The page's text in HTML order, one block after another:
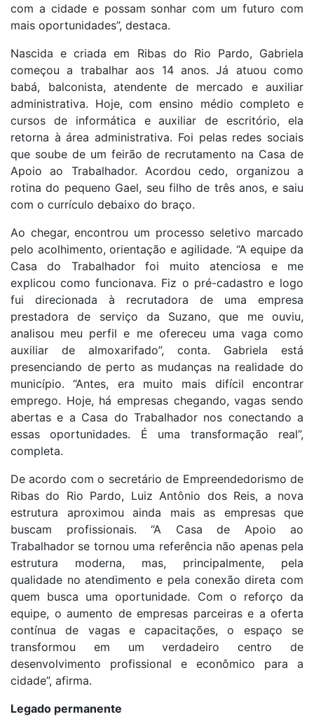
com a cidade e possam sonhar com um futuro com
mais oportunidades”, destaca.
Nascida e criada em Ribas do Rio Pardo, Gabriela
começou a trabalhar aos 14 anos. Já atuou como
babá, balconista, atendente de mercado e auxiliar
administrativa. Hoje, com ensino médio completo e
cursos de informática e auxiliar de escritório, ela
retorna à área administrativa. Foi pelas redes sociais
que soube de um feirão de recrutamento na Casa de
Apoio ao Trabalhador. Acordou cedo, organizou a
rotina do pequeno Gael, seu filho de três anos, e saiu
com o currículo debaixo do braço.
Ao chegar, encontrou um processo seletivo marcado
pelo acolhimento, orientação e agilidade. “A equipe da
Casa do Trabalhador foi muito atenciosa e me
explicou como funcionava. Fiz o pré-cadastro e logo
fui direcionada à recrutadora de uma empresa
prestadora de serviço da Suzano, que me ouviu,
analisou meu perfil e me ofereceu uma vaga como
auxiliar de almoxarifado”, conta. Gabriela está
presenciando de perto as mudanças na realidade do
município. “Antes, era muito mais difícil encontrar
emprego. Hoje, há empresas chegando, vagas sendo
abertas e a Casa do Trabalhador nos conectando a
essas oportunidades. É uma transformação real”,
completa.
De acordo com o secretário de Empreendedorismo de
Ribas do Rio Pardo, Luiz Antônio dos Reis, a nova
estrutura aproximou ainda mais as empresas que
buscam profissionais. “A Casa de Apoio ao
Trabalhador se tornou uma referência não apenas pela
estrutura moderna, mas, principalmente, pela
qualidade no atendimento e pela conexão direta com
quem busca uma oportunidade. Com o reforço da
equipe, o aumento de empresas parceiras e a oferta
contínua de vagas e capacitações, o espaço se
transformou em um verdadeiro centro de
desenvolvimento profissional e econômico para a
cidade”, afirma.
Legado permanente